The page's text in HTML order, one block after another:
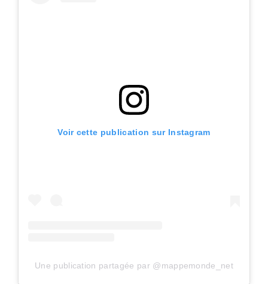
Voir cette publication sur Instagram
Une publication partagée par @mappemonde_net